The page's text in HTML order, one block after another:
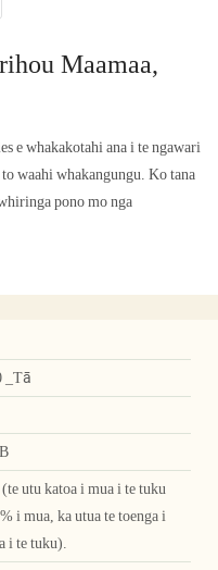
Maamaa,
e whakakotahi ana i te ngawari
waahi whakangungu. Ko tana
pono mo nga
_Tā
utu katoa i mua i te tuku
i mua, ka utua te toenga i
i te tuku).